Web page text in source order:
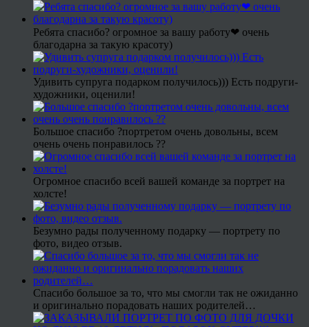
Ребята спасибо? огромное за вашу работу❤ очень
благодарна за такую красоту)
Удивить супруга подарком получилось))) Есть подруги-
художники, оценили!
Большое спасибо ?портретом очень довольны, всем
очень очень понравилось ??
Огромное спасибо всей вашей команде за портрет на
холсте!
Безумно рады полученному подарку — портрету по
фото, видео отзыв.
Спасибо большое за то, что мы смогли так не ожиданно
и оригинально порадовать наших родителей…